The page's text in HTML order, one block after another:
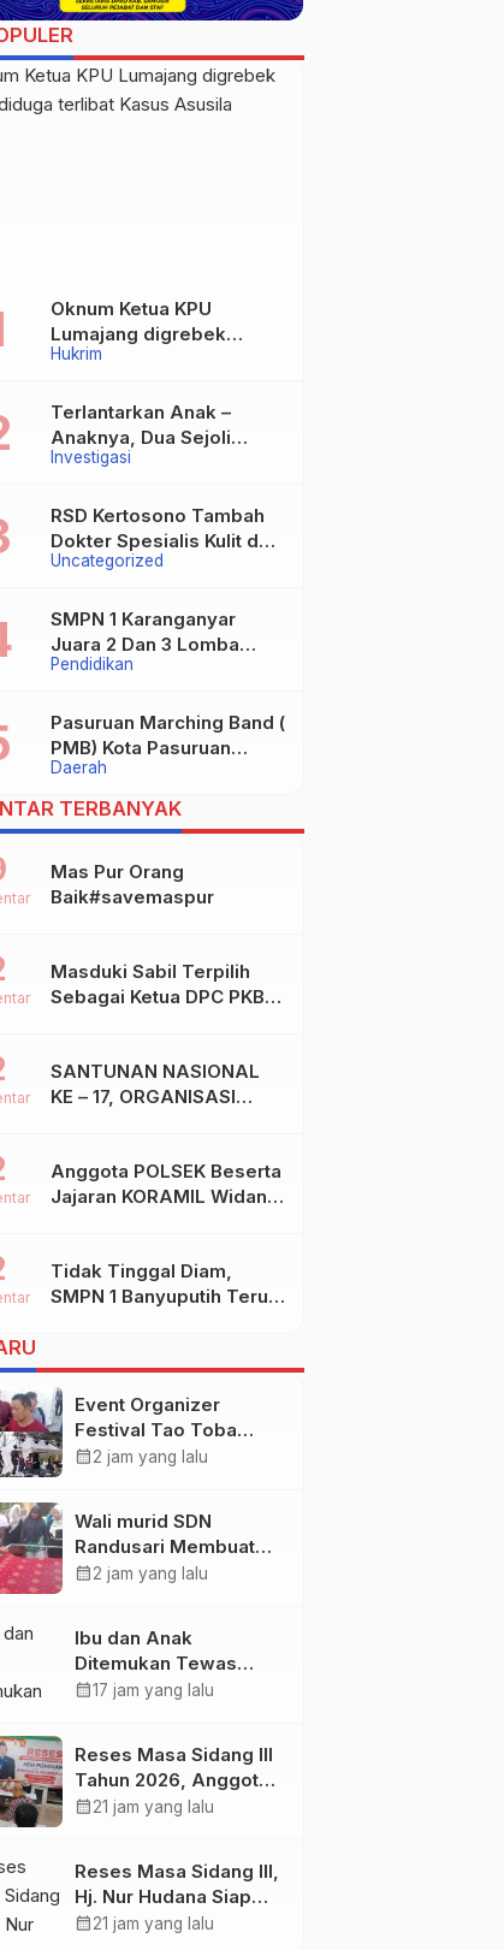
Hukrim
Oknum Ketua KPU
Lumajang digrebek
warga diduga terlibat
Investigasi
Terlantarkan Anak –
Anaknya, Dua Sejoli
Tanpa Ikatan Pernikahan
Geger Madiun dan
Maospati Magetan Siap
digugat ?
Uncategorized
RSD Kertosono Tambah
Dokter Spesialis Kulit dan
Kelamin
Pendidikan
SMPN 1 Karanganyar
Juara 2 Dan 3 Lomba
Kaligrafi Tingkat
Daerah
Pasuruan Marching Band (
PMB) Kota Pasuruan
Akhirnya Raih Dua Gelar
Juara Dalam Kejurprov
Jatim 2024
TERBANYAK
Mas Pur Orang
Baik#savemaspur
Masduki Sabil Terpilih
Sebagai Ketua DPC PKB
SANTUNAN NASIONAL
KE – 17, ORGANISASI
Anggota POLSEK Beserta
Jajaran KORAMIL Widang,
PHBN Di Ds.NGADIPURO
Kec.WIDANG Kab.TUBAN
Tidak Tinggal Diam,
SMPN 1 Banyuputih Terus
Event Organizer
Festival Tao Toba
Joujou 2026 Larang
Panggung
calendar_month2 jam yang lalu
Wali murid SDN
Randusari Membuat
Batik Cap untuk
calendar_month2 jam yang lalu
Ibu dan Anak
Ditemukan Tewas
Terikat di Kuala Behe
calendar_month17 jam yang lalu
Reses Masa Sidang III
Tahun 2026, Anggota
DPRD Kota
Poniman Gandeng
PUPR Jemput Aspirasi
Warga
calendar_month21 jam yang lalu
Reses Masa Sidang III,
Hj. Nur Hudana Siap
Perjuangkan Aspirasi
calendar_month21 jam yang lalu